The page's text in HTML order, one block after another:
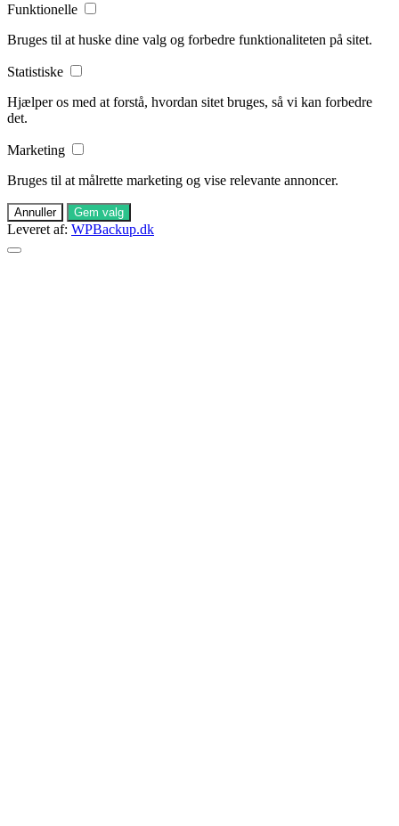
Funktionelle
Bruges til at huske dine valg og forbedre funktionaliteten på sitet.
Statistiske
Hjælper os med at forstå, hvordan sitet bruges, så vi kan forbedre
det.
Marketing
Bruges til at målrette marketing og vise relevante annoncer.
Annuller Gem valg
Leveret af: WPBackup.dk